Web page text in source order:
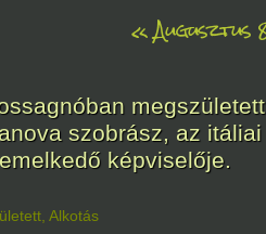
«Augusztus
Kölcsey Ferenc költő,
a reformkor
a nemzeti
|1 hozzászólás, szólj Te is hozzá!
szobrász, az
képviselője.
Alkotás